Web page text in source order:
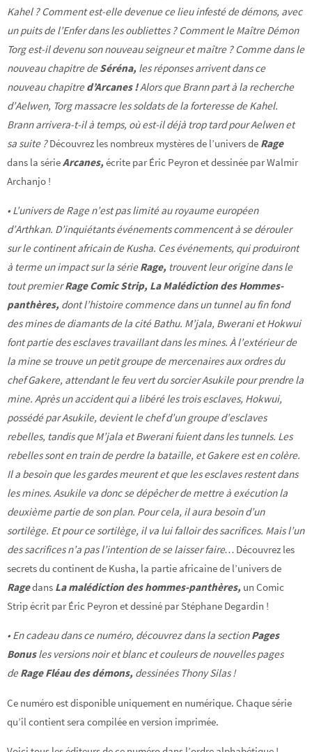
Kahel ? Comment est-elle devenue ce lieu infesté de démons, avec
un puits de l’Enfer dans les oubliettes ? Comment le Maître Démon
Torg est-il devenu son nouveau seigneur et maître ? Comme dans le
nouveau chapitre deSéréna, les réponses arrivent dans ce
nouveau chapitred’Arcanes !Alors que Brann part à la recherche
d’Aelwen, Torg massacre les soldats de la forteresse de Kahel.
Brann arrivera-t-il à temps, où est-il déjà trop tard pour Aelwen et
sa suite ?Découvrez les nombreux mystères de l’univers de Rage
dans la sérieArcanes, écrite par Éric Peyron et dessinée par Walmir
Archanjo !
• L’univers de Rage n’est pas limité au royaume européen
d’Arthkan. D’inquiétants événements commencent à se dérouler
sur le continent africain de Kusha. Ces événements, qui produiront
à terme un impact sur la sérieRage, trouvent leur origine dans le
tout premierRage Comic Strip, La Malédiction des Hommes-
panthères, dont l’histoire commence dans un tunnel au fin fond
des mines de diamants de la cité Bathu. M’jala, Bwerani et Hokwui
font partie des esclaves travaillant dans les mines. À l’extérieur de
la mine se trouve un petit groupe de mercenaires aux ordres du
chef Gakere, attendant le feu vert du sorcier Asukile pour prendre la
mine. Après un accident qui a libéré les trois esclaves, Hokwui,
possédé par Asukile, devient le chef d’un groupe d’esclaves
rebelles, tandis que M’jala et Bwerani fuient dans les tunnels. Les
rebelles sont en train de perdre la bataille, et Gakere est en colère.
Il a besoin que les gardes meurent et que les esclaves restent dans
les mines. Asukile va donc se dépêcher de mettre à exécution la
deuxième partie de son plan. Pour cela, il aura besoin d’un
sortilège. Et pour ce sortilège, il va lui falloir des sacrifices. Mais l’un
des sacrifices n’a pas l’intention de se laisser faire… Découvrez les
secrets du continent de Kusha, la partie africaine de l’univers de
Ragedans La malédiction des hommes-panthères, un Comic
Strip écrit par Éric Peyron et dessiné par Stéphane Degardin !
• En cadeau dans ce numéro, découvrez dans la sectionPages
Bonusles versions noir et blanc et couleurs de nouvelles pages
deRage Fléau des démons, dessinées Thony Silas !
Ce numéro est disponible uniquement en numérique. Chaque série
qu’il contient sera compilée en version imprimée.